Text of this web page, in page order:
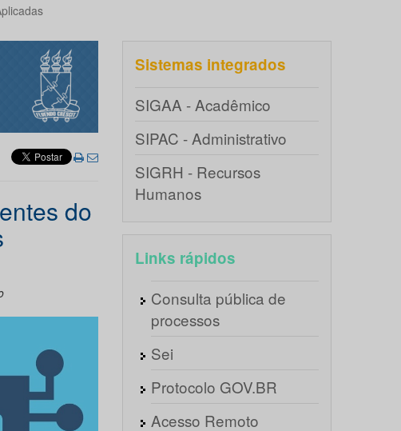
do
Sistemas integrados
SIGAA - Acadêmico
SIPAC - Administrativo
SIGRH - Recursos
Humanos
Links rápidos
Consulta pública de
processos
Sei
Protocolo GOV.BR
Acesso Remoto